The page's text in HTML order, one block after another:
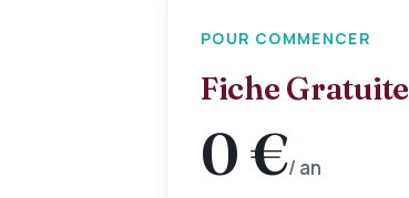
POUR COMMENCER
Fiche Gratuite
0 €/ an